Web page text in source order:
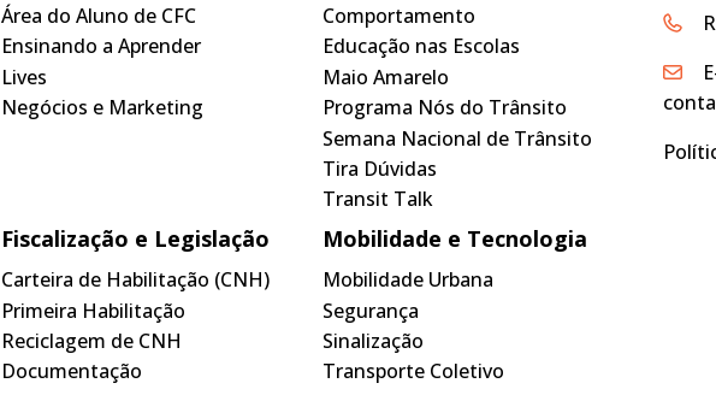
Área do Aluno de CFC
Ensinando a Aprender
Lives
Negócios e Marketing
Comportamento
Educação nas Escolas
Maio Amarelo
Programa Nós do Trânsito
Semana Nacional de Trânsito
Tira Dúvidas
Transit Talk
Fiscalização e Legislação
Carteira de Habilitação (CNH)
Primeira Habilitação
Reciclagem de CNH
Documentação
Mobilidade e Tecnologia
Mobilidade Urbana
Segurança
Sinalização
Transporte Coletivo